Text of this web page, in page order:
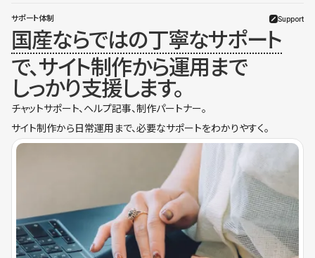
サポート体制 Support
国産ならではの丁寧なサポート
で、サイト制作から運用まで
しっかり支援します。
チャットサポート、ヘルプ記事、制作パートナー。
サイト制作から日常運用まで、必要なサポートをわかりやすく。